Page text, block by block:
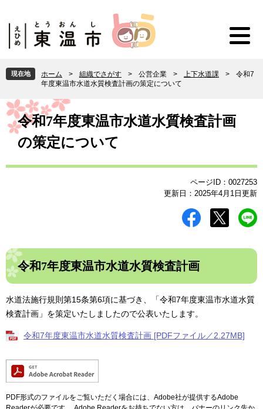
頭
で
。
飛
ば
て
本
現在地 ホーム > 組織でさがす > 公営企業 > 上下水道課 >
令和7
年度東温市水道水質検査計画の策定について
本
文 令和7年度東温市水道水質検査計画
の策定について
ページID：0027253
更新日：2025年4月1日更新
令和7年度東温市水道水質検査計画
水道法施行規則第15条第6項に基づき、「令和7年度東温市水道水質
検査計画」を策定いたしましたので公表いたします。
令和7年度東温市水道水質検査計画 [PDFファイル／2.27MB]
PDF形式のファイルをご覧いただく場合には、Adobe社が提供するAdobe